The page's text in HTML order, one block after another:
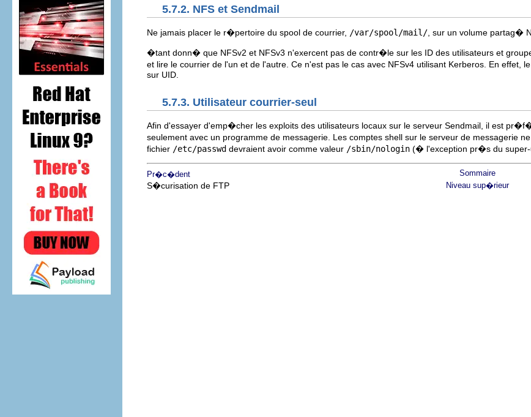
5.7.2. NFS et Sendmail
Ne jamais placer le r�pertoire du spool de courrier, /var/spool/mail/ , sur un volume partag�
�tant donn� que NFSv2 et NFSv3 n'exercent pas de contr�le sur les ID des utilisateurs et
et lire le courrier de l'un et de l'autre. Ce n'est pas le cas avec NFSv4 utilisant Kerberos. En effet,
sur UID.
5.7.3. Utilisateur courrier-seul
Afin d'essayer d'emp�cher les exploits des utilisateurs locaux sur le serveur Sendmail, il est
seulement avec un programme de messagerie. Les comptes shell sur le serveur de messagerie
fichier /etc/passwd devraient avoir comme valeur /sbin/nologin (� l'exception pr�s du super-
Pr�c�dent Sommaire
S�curisation de FTP Niveau sup�rieur